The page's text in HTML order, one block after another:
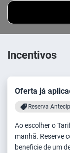
Incentivos
Oferta já
Reserva
Ao escolher o
manhã. Reserve
beneficie de um